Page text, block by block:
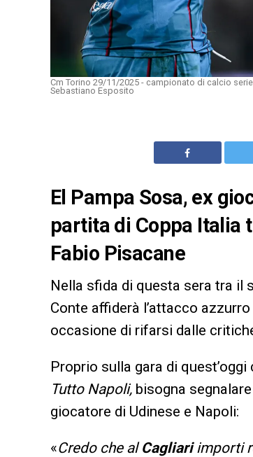
Cm Torino 29/11/2025 - campionato di calcio
Sebastiano Esposito
El Pampa Sosa, ex
partita di Coppa Italia
Fabio Pisacane
Nella sfida di questa sera tra il
Conte affiderà l’attacco
occasione di rifarsi dalle
Proprio sulla gara di
Tutto Napoli, bisogna
giocatore di Udinese e Napoli:
«Credo che alCagliari importi